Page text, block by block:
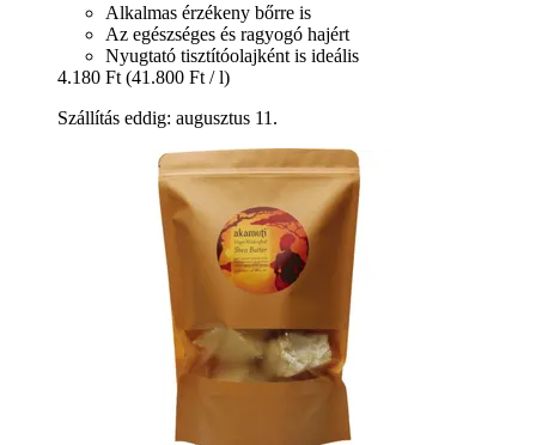
Alkalmas érzékeny bőrre is
Az egészséges és ragyogó hajért
Nyugtató tisztítóolajként is ideális
4.180 Ft (41.800 Ft / l)
Szállítás eddig: augusztus 11.